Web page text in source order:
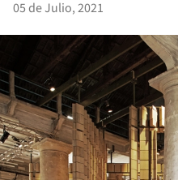
05 de Julio, 2021